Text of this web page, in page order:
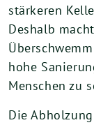
stärkeren
Deshalb
hohe
Menschen zu
Die